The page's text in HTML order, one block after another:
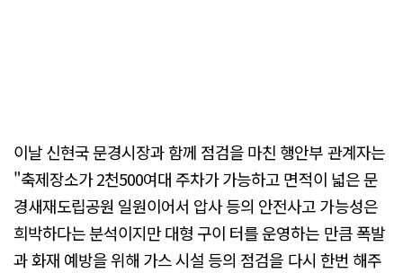
이날 신현국 문경시장과 함께 점검을 마친 행안부 관계자는
"축제장소가 2천500여대 주차가 가능하고 면적이 넓은 문
경새재도립공원 일원이어서 압사 등의 안전사고 가능성은
희박하다는 분석이지만 대형 구이 터를 운영하는 만큼 폭발
과 화재 예방을 위해 가스 시설 등의 점검을 다시 한번 해주